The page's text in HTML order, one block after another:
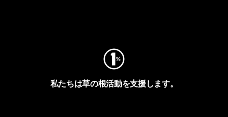
私たちは草の根活動を支援します。